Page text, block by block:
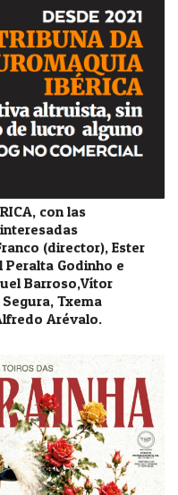
con las
(director), Ester
Godinho e
Barroso,Vítor
Txema
Arévalo.